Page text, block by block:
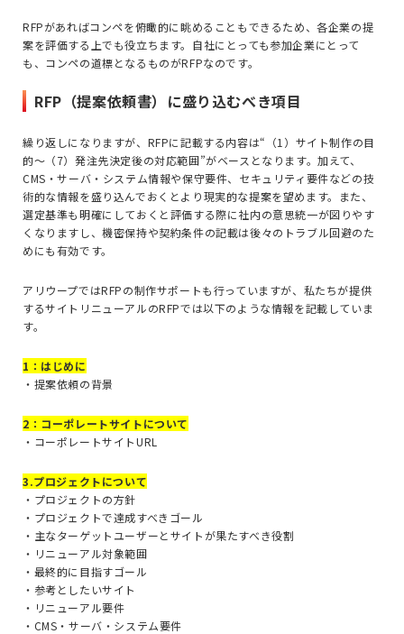
RFPがあればコンペを俯瞰的に眺めることもできるため、各企業の提
案を評価する上でも役立ちます。自社にとっても参加企業にとって
も、コンペの道標となるものがRFPなのです。
RFP（提案依頼書）に盛り込むべき項目
繰り返しになりますが、 RFPに記載する内容は“（1）サイト制作の目
的〜（7）発注先決定後の対応範囲”がベースとなります。加えて、
CMS ・サーバ・システム情報や保守要件、セキュリティ要件などの技
術的な情報を盛り込んでおくとより現実的な提案を望めます。また、
選定基準も明確にしておくと評価する際に社内の意思統一が図りやす
くなりますし、機密保持や契約条件の記載は後々のトラブル回避のた
めにも有効です。
アリウープではRFPの制作サポートも行っていますが、私たちが提供
するサイトリニューアルのRFPでは以下のような情報を記載していま
す。
1：はじめに
・提案依頼の背景
2：コーポレートサイトについて
・コーポレートサイトURL
3.プロジェクトについて
・プロジェクトの方針
・プロジェクトで達成すべきゴール
・主なターゲットユーザーとサイトが果たすべき役割
・リニューアル対象範囲
・最終的に目指すゴール
・参考としたいサイト
・リニューアル要件
・CMS・サーバ・システム要件